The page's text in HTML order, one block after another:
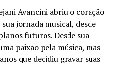
Avancini abriu o coração
jornada musical, desde
futuros. Desde sua
paixão pela música, mas
que decidiu gravar suas